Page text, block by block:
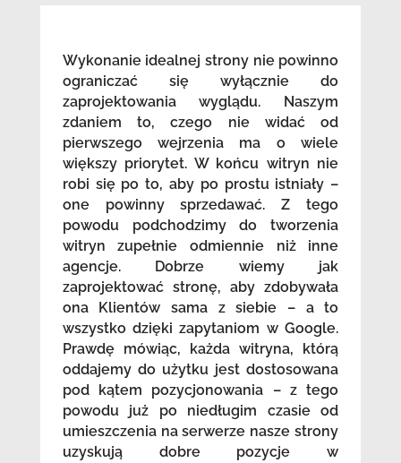
Wykonanie idealnej strony nie powinno
ograniczać się wyłącznie do
zaprojektowania wyglądu. Naszym
zdaniem to, czego nie widać od
pierwszego wejrzenia ma o wiele
większy priorytet. W końcu witryn nie
robi się po to, aby po prostu istniały –
one powinny sprzedawać. Z tego
powodu podchodzimy do tworzenia
witryn zupełnie odmiennie niż inne
agencje. Dobrze wiemy jak
zaprojektować stronę, aby zdobywała
ona Klientów sama z siebie – a to
wszystko dzięki zapytaniom w Google.
Prawdę mówiąc, każda witryna, którą
oddajemy do użytku jest dostosowana
pod kątem pozycjonowania – z tego
powodu już po niedługim czasie od
umieszczenia na serwerze nasze strony
uzyskują dobre pozycje w